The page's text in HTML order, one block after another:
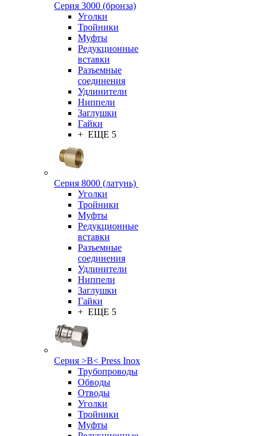
Серия 3000 (бронза)
Уголки
Тройники
Муфты
Редукционные
вставки
Разъемные
соединения
Удлинители
Ниппели
Заглушки
Гайки
+ ЕЩЕ 5
Серия 8000 (латунь)
Уголки
Тройники
Муфты
Редукционные
вставки
Разъемные
соединения
Удлинители
Ниппели
Заглушки
Гайки
+ ЕЩЕ 5
Серия >B< Press Inox
Трубопроводы
Обводы
Отводы
Уголки
Тройники
Муфты